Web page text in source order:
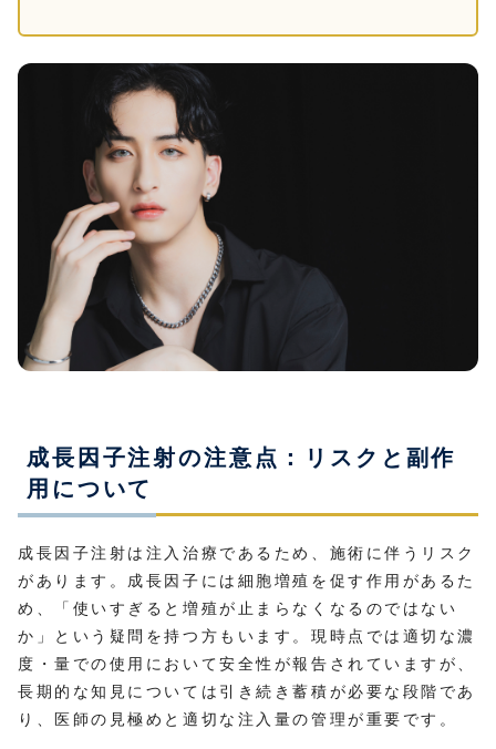
成長因子注射の注意点：リスクと副作
用について
成長因子注射は注入治療であるため、施術に伴うリスク
があります。成長因子には細胞増殖を促す作用があるた
め、「使いすぎると増殖が止まらなくなるのではない
か」という疑問を持つ方もいます。現時点では適切な濃
度・量での使用において安全性が報告されていますが、
長期的な知見については引き続き蓄積が必要な段階であ
り、医師の見極めと適切な注入量の管理が重要です。